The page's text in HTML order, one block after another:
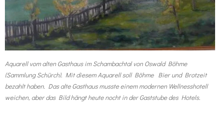
Aquarell vom alten Gasthaus im Schambachtal von Oswald Böhme
(Sammlung Schürch). Mit diesem Aquarell soll Böhme Bier und Brotzeit
bezahlt haben. Das alte Gasthaus musste einem modernen Wellnesshotell
weichen, aber das Bild hängt heute nocht in der Gaststube des Hotels.